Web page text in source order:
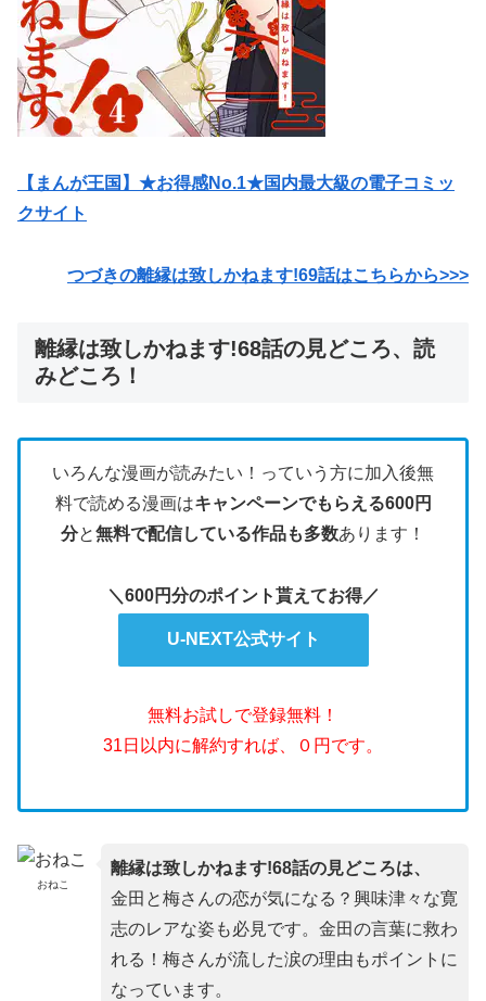
【まんが王国】★お得感No.1★国内最大級の電子コミッ
クサイト
つづきの離縁は致しかねます!69話はこちらから>>>
離縁は致しかねます!68話の見どころ、読
みどころ！
いろんな漫画が読みたい！っていう方に加入後無
料で読める漫画はキャンペーンでもらえる600円
分と無料で配信している作品も多数あります！
＼600円分のポイント貰えてお得／
U-NEXT公式サイト
無料お試しで登録無料！
31日以内に解約すれば、０円です。
おねこ
離縁は致しかねます!68話の見どころは、
金田と梅さんの恋が気になる？興味津々な寛
志のレアな姿も必見です。金田の言葉に救わ
れる！梅さんが流した涙の理由もポイントに
なっています。